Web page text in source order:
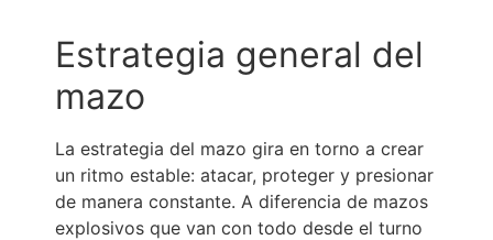
Estrategia general del
mazo
La estrategia del mazo gira en torno a crear
un ritmo estable: atacar, proteger y presionar
de manera constante. A diferencia de mazos
explosivos que van con todo desde el turno